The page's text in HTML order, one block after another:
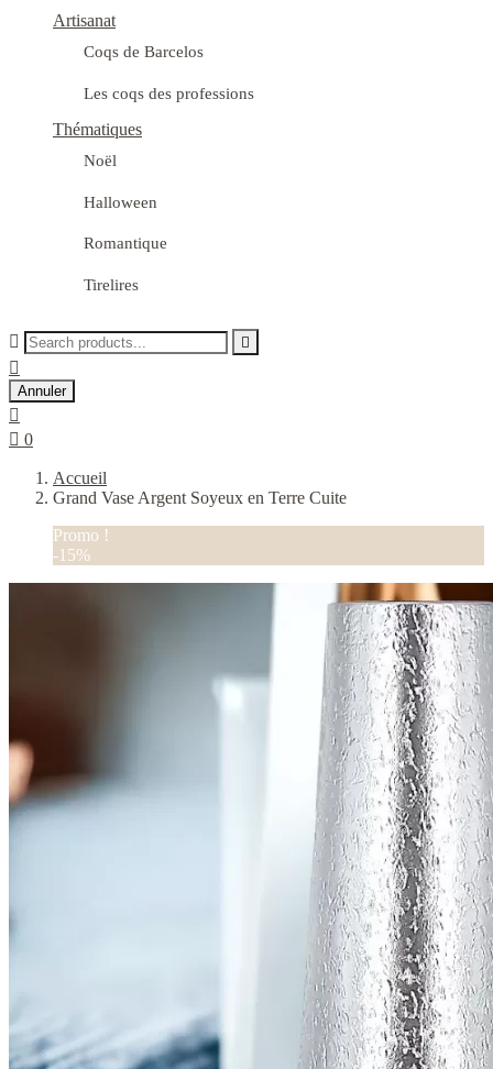
Artisanat
Coqs de Barcelos
Les coqs des professions
Thématiques
Noël
Halloween
Romantique
Tirelires
 

Annuler

 0
Accueil
Grand Vase Argent Soyeux en Terre Cuite
Promo !
-15%